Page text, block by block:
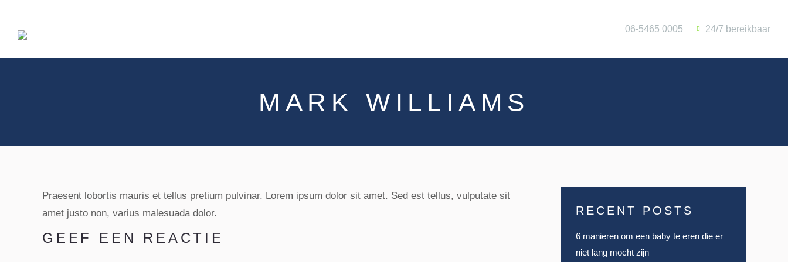
06-5465 0005 24/7 bereikbaar
MARK WILLIAMS
Praesent lobortis mauris et tellus pretium pulvinar. Lorem ipsum dolor sit amet. Sed est tellus, vulputate sit
amet justo non, varius malesuada dolor.
GEEF EEN REACTIE
RECENT POSTS
6 manieren om een baby te eren die er
niet lang mocht zijn